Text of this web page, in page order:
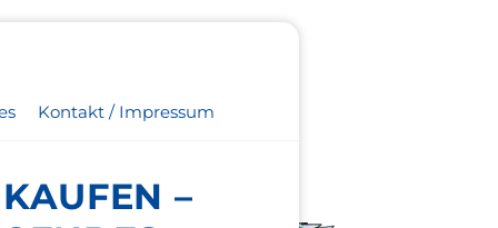
Kontakt / Impressum
–